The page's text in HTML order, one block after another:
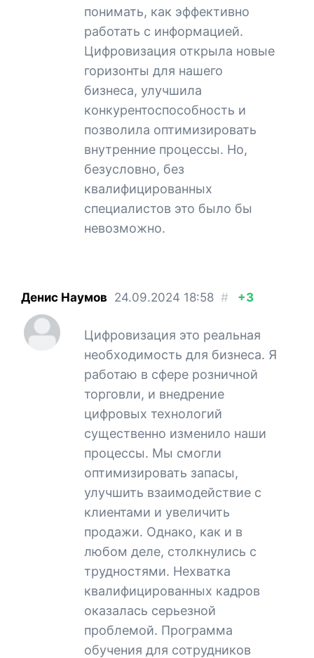
понимать, как эффективно
работать с информацией.
Цифровизация открыла новые
горизонты для нашего
бизнеса, улучшила
конкурентоспособность и
позволила оптимизировать
внутренние процессы. Но,
безусловно, без
квалифицированных
специалистов это было бы
невозможно.
Денис Наумов 24.09.2024 18:58 # +3
Цифровизация это реальная
необходимость для бизнеса. Я
работаю в сфере розничной
торговли, и внедрение
цифровых технологий
существенно изменило наши
процессы. Мы смогли
оптимизировать запасы,
улучшить взаимодействие с
клиентами и увеличить
продажи. Однако, как и в
любом деле, столкнулись с
трудностями. Нехватка
квалифицированных кадров
оказалась серьезной
проблемой. Программа
обучения для сотрудников